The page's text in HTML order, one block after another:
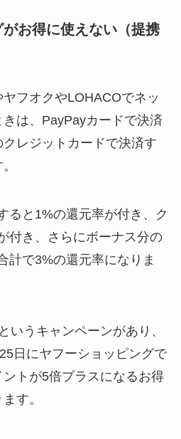
お得に使えない（提携
フオクやLOHACOでネッ
きは、PayPayカードで決済
レジットカードで決済す
ると1%の還元率が付き、ク
付き、さらにボーナス分の
計で3%の還元率になりま
いうキャンペーンがあり、
日にヤフーショッピングで
トが5倍プラスになるお得
す。